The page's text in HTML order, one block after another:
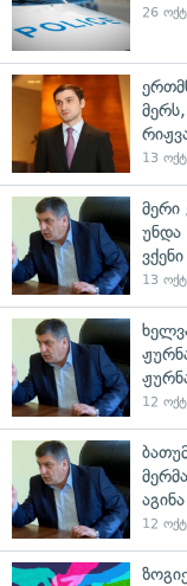
26
13
მერი
უნდა
13
12
აგინა
12